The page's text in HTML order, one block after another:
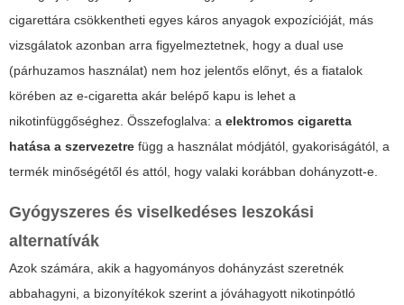
cigarettára csökkentheti egyes káros anyagok expozícióját, más
vizsgálatok azonban arra figyelmeztetnek, hogy a dual use
(párhuzamos használat) nem hoz jelentős előnyt, és a fiatalok
körében az e-cigaretta akár belépő kapu is lehet a
nikotinfüggőséghez. Összefoglalva: a elektromos cigaretta
hatása a szervezetre függ a használat módjától, gyakoriságától, a
termék minőségétől és attól, hogy valaki korábban dohányzott-e.
Gyógyszeres és viselkedéses leszokási
alternatívák
Azok számára, akik a hagyományos dohányzást szeretnék
abbahagyni, a bizonyítékok szerint a jóváhagyott nikotinpótló